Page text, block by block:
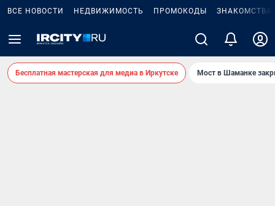
ВСЕ НОВОСТИ НЕДВИЖИМОСТЬ ПРОМОКОДЫ ЗНАКОМСТВА
Бесплатная мастерская для медиа в Иркутске Мост в Шаманке